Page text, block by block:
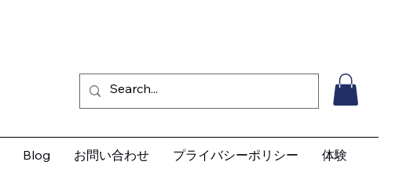
Blog お問い合わせ プライバシーポリシー 体験